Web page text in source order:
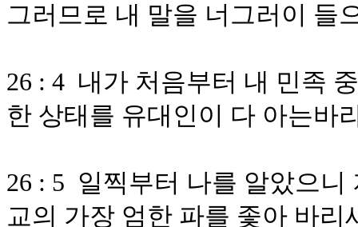
그러므로 내 말을 너그러이 들
26 : 4 내가 처음부터 내 민족
한 상태를 유대인이 다 아는바
26 : 5 일찍부터 나를 알았으
교의 가장 엄한 파를 좇아 바